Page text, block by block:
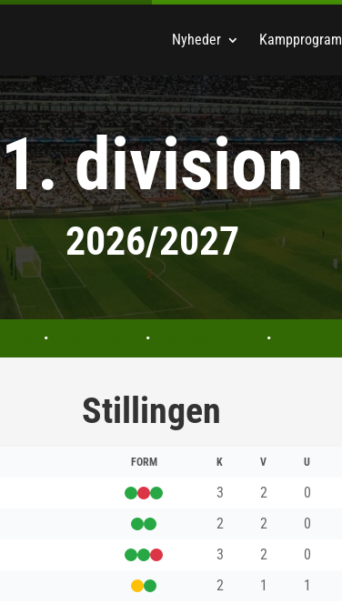
Nyheder Kampprogram
1. division
2026/2027
• • •
Stillingen
FORM K V U
3 2 0
2 2 0
3 2 0
2 1 1